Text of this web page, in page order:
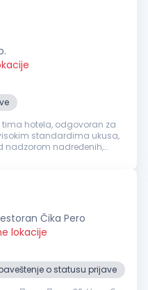
tima hotela, odgovoran za
standardima ukusa,
nadzorom nadređenih,
Čika Pero
lokacije
o statusu prijave